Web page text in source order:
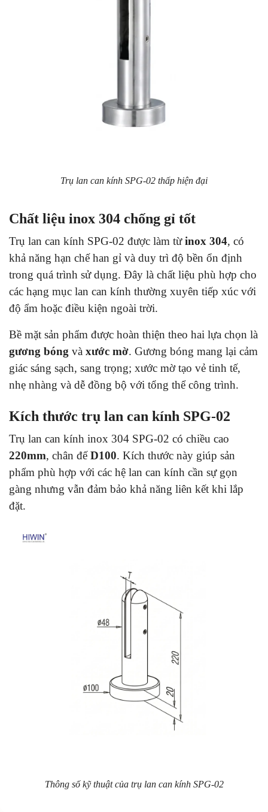
Trụ lan can kính SPG-02 thấp hiện đại
Chất liệu inox 304 chống gỉ tốt
Trụ lan can kính SPG-02 được làm từinox 304, có
khả năng hạn chế han gỉ và duy trì độ bền ổn định
trong quá trình sử dụng. Đây là chất liệu phù hợp cho
các hạng mục lan can kính thường xuyên tiếp xúc với
độ ẩm hoặc điều kiện ngoài trời.
Bề mặt sản phẩm được hoàn thiện theo hai lựa chọn là
gương bóng và xước mờ. Gương bóng mang lại cảm
giác sáng sạch, sang trọng; xước mờ tạo vẻ tinh tế,
nhẹ nhàng và dễ đồng bộ với tổng thể công trình.
Kích thước trụ lan can kính SPG-02
Trụ lan can kính inox 304 SPG-02 có chiều cao
220mm, chân đếD100. Kích thước này giúp sản
phẩm phù hợp với các hệ lan can kính cần sự gọn
gàng nhưng vẫn đảm bảo khả năng liên kết khi lắp
đặt.
Thông số kỹ thuật của trụ lan can kính SPG-02